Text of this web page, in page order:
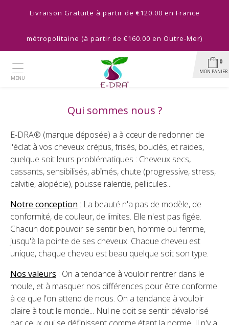
Livraison Gratuite à partir de €120.00 en France
métropolitaine (à partir de €160.00 en Outre-Mer)
0
MON PANIER
MENU
Qui sommes nous ?
E-DRA® (marque déposée) a à cœur de redonner de
l'éclat à vos cheveux crépus, frisés, bouclés, et raides,
quelque soit leurs problématiques : Cheveux secs,
cassants, sensibilisés, abîmés, chute (progressive, stress,
calvitie, alopécie), pousse ralentie, pellicules...
Notre conception : La beauté n'a pas de modèle, de
conformité, de couleur, de limites. Elle n'est pas figée.
Chacun doit pouvoir se sentir bien, homme ou femme,
jusqu'à la pointe de ses cheveux. Chaque cheveu est
unique, chaque cheveu est beau quelque soit son type.
Nos valeurs : On a tendance à vouloir rentrer dans le
moule, et à masquer nos différences pour être conforme
à ce que l'on attend de nous. On a tendance à vouloir
plaire à tout le monde... Nul ne doit se sentir dévalorisé